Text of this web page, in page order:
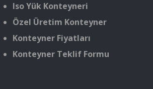
Iso Yük Konteyneri
Özel Üretim Konteyner
Konteyner Fiyatları
Konteyner Teklif Formu